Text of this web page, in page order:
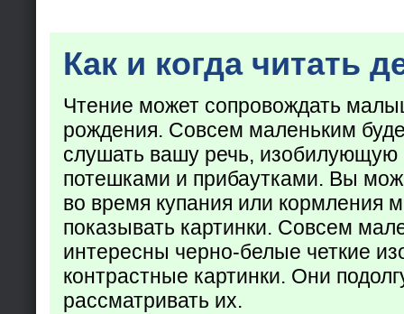
Как и когда читать
Чтение может сопровождать
рождения. Совсем маленьким
слушать вашу речь,
потешками и прибаутками. Вы
во время купания или кормления
показывать картинки. Совсем
интересны черно-белые четкие
контрастные картинки. Они
рассматривать их.